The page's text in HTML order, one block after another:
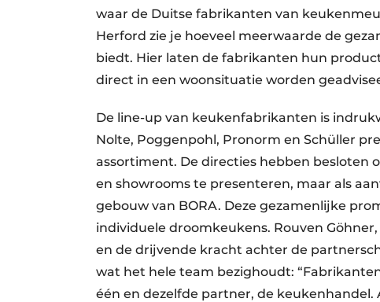
waar de Duitse fabrikanten van
Herford zie je hoeveel meerwaarde de
biedt. Hier laten de fabrikanten hun
direct in een woonsituatie worden
De line-up van keukenfabrikanten is
Nolte, Poggenpohl, Pronorm en Schüller
assortiment. De directies hebben besloten
en showrooms te presenteren, maar als
gebouw van BORA. Deze gezamenlijke
individuele droomkeukens. Rouven
en de drijvende kracht achter de
wat het hele team bezighoudt:
één en dezelfde partner, de